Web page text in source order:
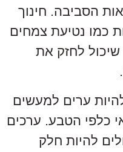
הסביבה. חינוך
כמו נטיעת צמחים
שיכול לחזק את
ערים למעשים
כלפי הטבע. ערכים
להיות חלק